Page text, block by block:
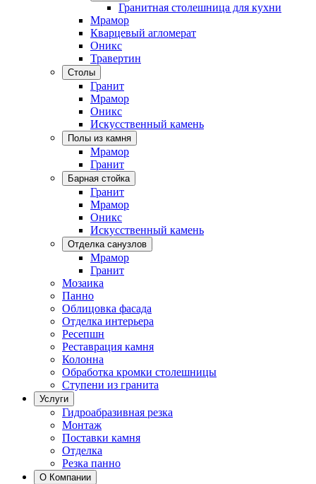
Гранитная столешница для кухни
Мрамор
Кварцевый агломерат
Оникс
Травертин
Столы
Гранит
Мрамор
Оникс
Искусственный камень
Полы из камня
Мрамор
Гранит
Барная стойка
Гранит
Мрамор
Оникс
Искусственный камень
Отделка санузлов
Мрамор
Гранит
Мозаика
Панно
Облицовка фасада
Отделка интерьера
Ресепшн
Реставрация камня
Колонна
Обработка кромки столешницы
Ступени из гранита
Услуги
Гидроабразивная резка
Монтаж
Поставки камня
Отделка
Резка панно
О Компании